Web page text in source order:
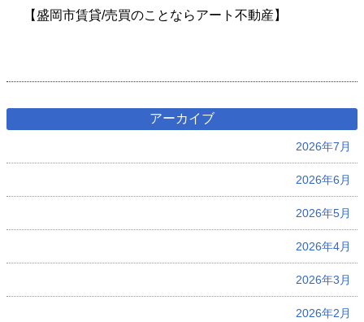
【盛岡市賃貸/売買のことならアート不動産】
アーカイブ
2026年7月
2026年6月
2026年5月
2026年4月
2026年3月
2026年2月